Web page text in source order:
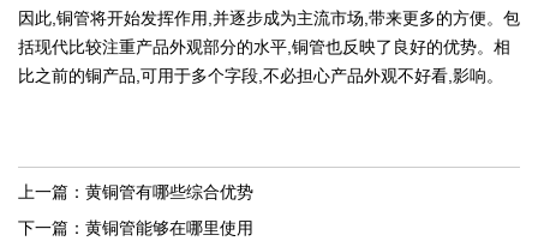
因此,铜管将开始发挥作用,并逐步成为主流市场,带来更多的方便。包
括现代比较注重产品外观部分的水平,铜管也反映了良好的优势。相
比之前的铜产品,可用于多个字段,不必担心产品外观不好看,影响。
上一篇： 黄铜管有哪些综合优势
下一篇： 黄铜管能够在哪里使用